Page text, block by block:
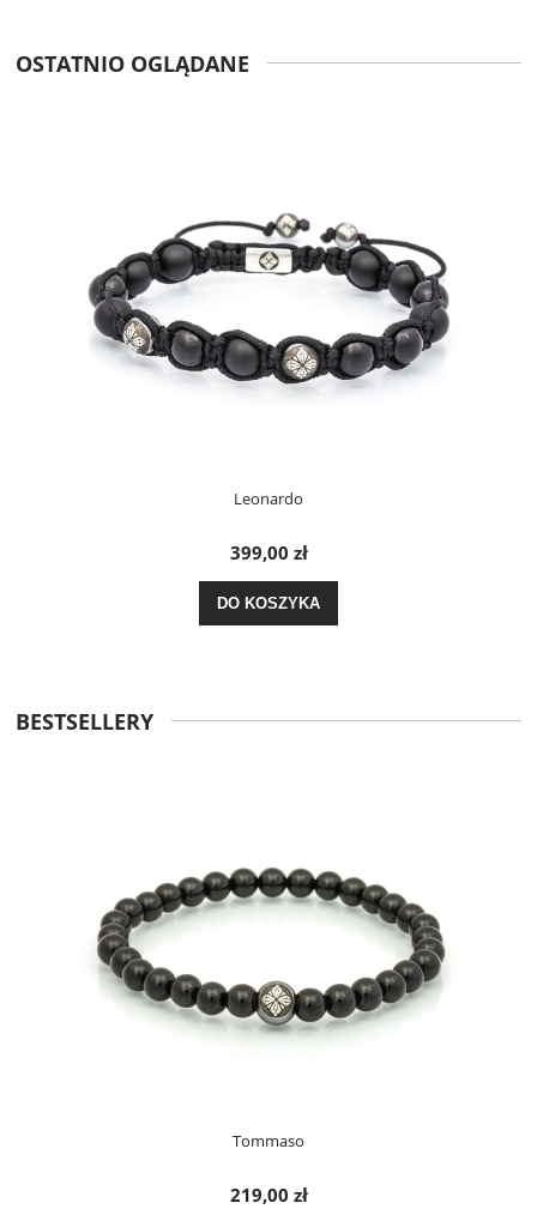
OSTATNIO OGLĄDANE
Leonardo
399,00 zł
DO KOSZYKA
BESTSELLERY
Tommaso
219,00 zł